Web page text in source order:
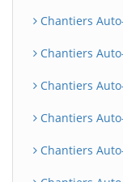
Chantiers
Chantiers
Chantiers
Chantiers
Chantiers